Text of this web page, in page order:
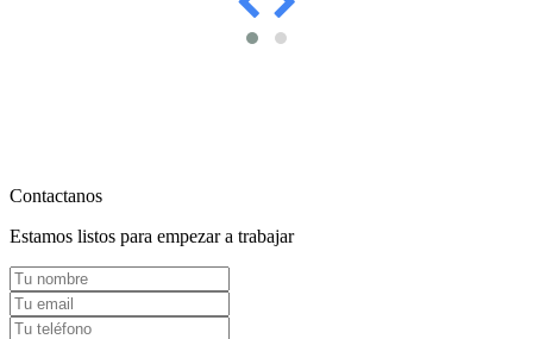
Contactanos
Estamos listos para empezar a trabajar